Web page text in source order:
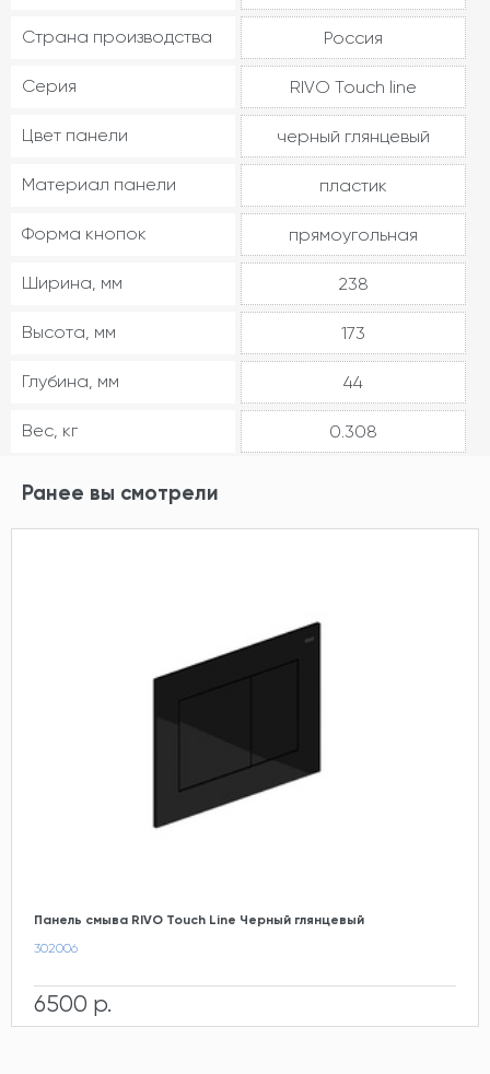
Страна производства Россия
Серия RIVO Touch line
Цвет панели черный глянцевый
Материал панели пластик
Форма кнопок прямоугольная
Ширина, мм 238
Высота, мм 173
Глубина, мм 44
Вес, кг 0.308
Ранее вы смотрели
Панель смыва RIVO Touch Line Черный глянцевый
302006
6500 р.